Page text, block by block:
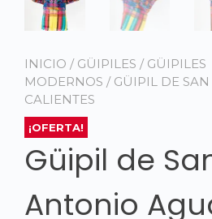
INICIO / GÜIPILES / GÜIPILES
MODERNOS / GÜIPIL DE
CALIENTES
¡OFERTA!
Güipil de
Antonio